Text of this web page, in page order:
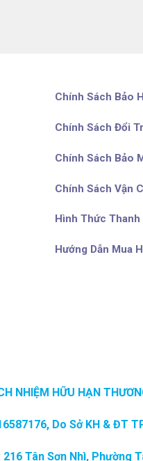
Chính Sách Bảo
Chính Sách Đổi
Chính Sách Bảo
Chính Sách Vận
Hình Thức Thanh
Hướng Dẫn Mua
NHIỆM HỮU HẠN
Do Sở KH & ĐT
Tân Sơn Nhì, Phường